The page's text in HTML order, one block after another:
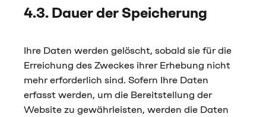
4.3. Dauer der Speicherung
Ihre Daten werden gelöscht, sobald sie für die
Erreichung des Zweckes ihrer Erhebung nicht
mehr erforderlich sind. Sofern Ihre Daten
erfasst werden, um die Bereitstellung der
Website zu gewährleisten, werden die Daten